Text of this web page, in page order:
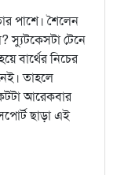
পাশে। শৈলেন
স‍্যুটকেসটা টেনে
বার্থের নিচের
তাহলে
আরেকবার
ছাড়া এই